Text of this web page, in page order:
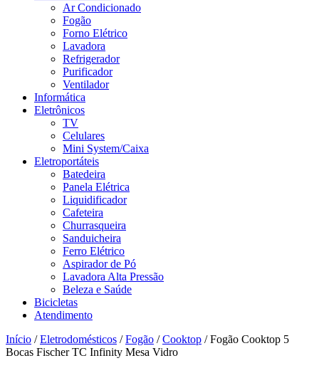
Ar Condicionado
Fogão
Forno Elétrico
Lavadora
Refrigerador
Purificador
Ventilador
Informática
Eletrônicos
TV
Celulares
Mini System/Caixa
Eletroportáteis
Batedeira
Panela Elétrica
Liquidificador
Cafeteira
Churrasqueira
Sanduicheira
Ferro Elétrico
Aspirador de Pó
Lavadora Alta Pressão
Beleza e Saúde
Bicicletas
Atendimento
Início /Eletrodomésticos /Fogão /Cooktop / Fogão Cooktop 5
Bocas Fischer TC Infinity Mesa Vidro